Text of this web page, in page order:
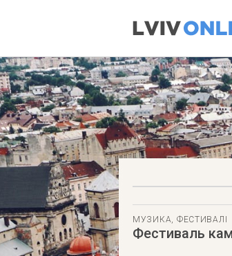
МУЗИКА, ФЕСТИВАЛІ
Фестиваль